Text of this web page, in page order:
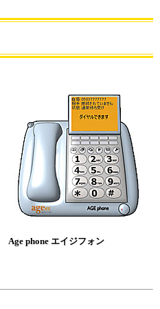
Age phone エイジフォン